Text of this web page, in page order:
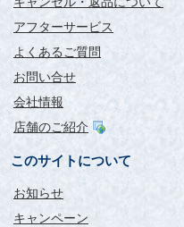
アフターサービス
よくあるご質問
お問い合せ
会社情報
店舗のご紹介
このサイトについて
お知らせ
キャンペーン